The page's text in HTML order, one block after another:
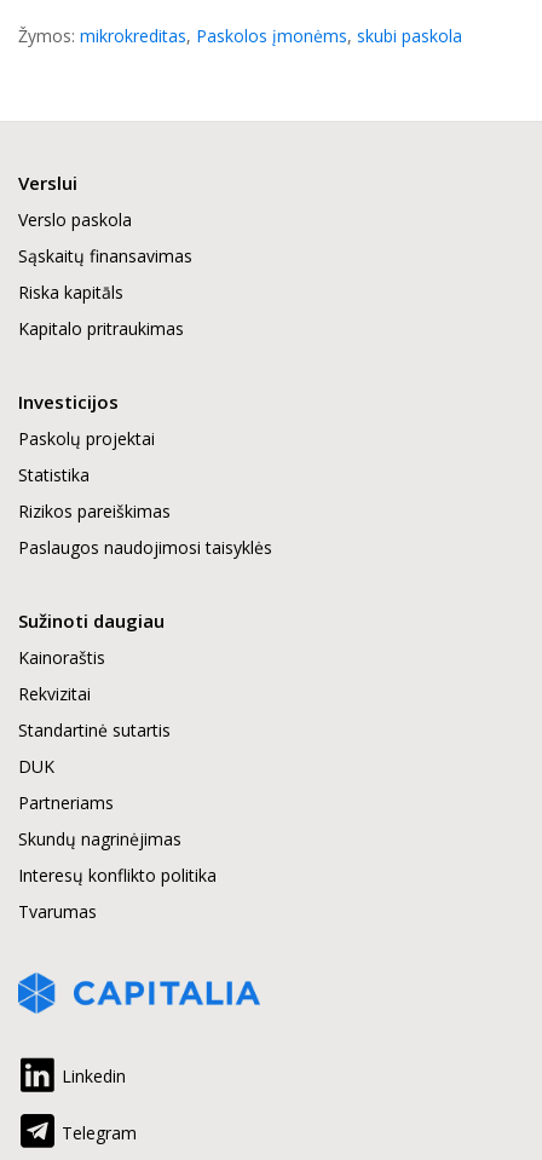
Žymos: mikrokreditas, Paskolos įmonėms, skubi paskola
Verslui
Verslo paskola
Sąskaitų finansavimas
Riska kapitāls
Kapitalo pritraukimas
Investicijos
Paskolų projektai
Statistika
Rizikos pareiškimas
Paslaugos naudojimosi taisyklės
Sužinoti daugiau
Kainoraštis
Rekvizitai
Standartinė sutartis
DUK
Partneriams
Skundų nagrinėjimas
Interesų konflikto politika
Tvarumas
Linkedin
Telegram